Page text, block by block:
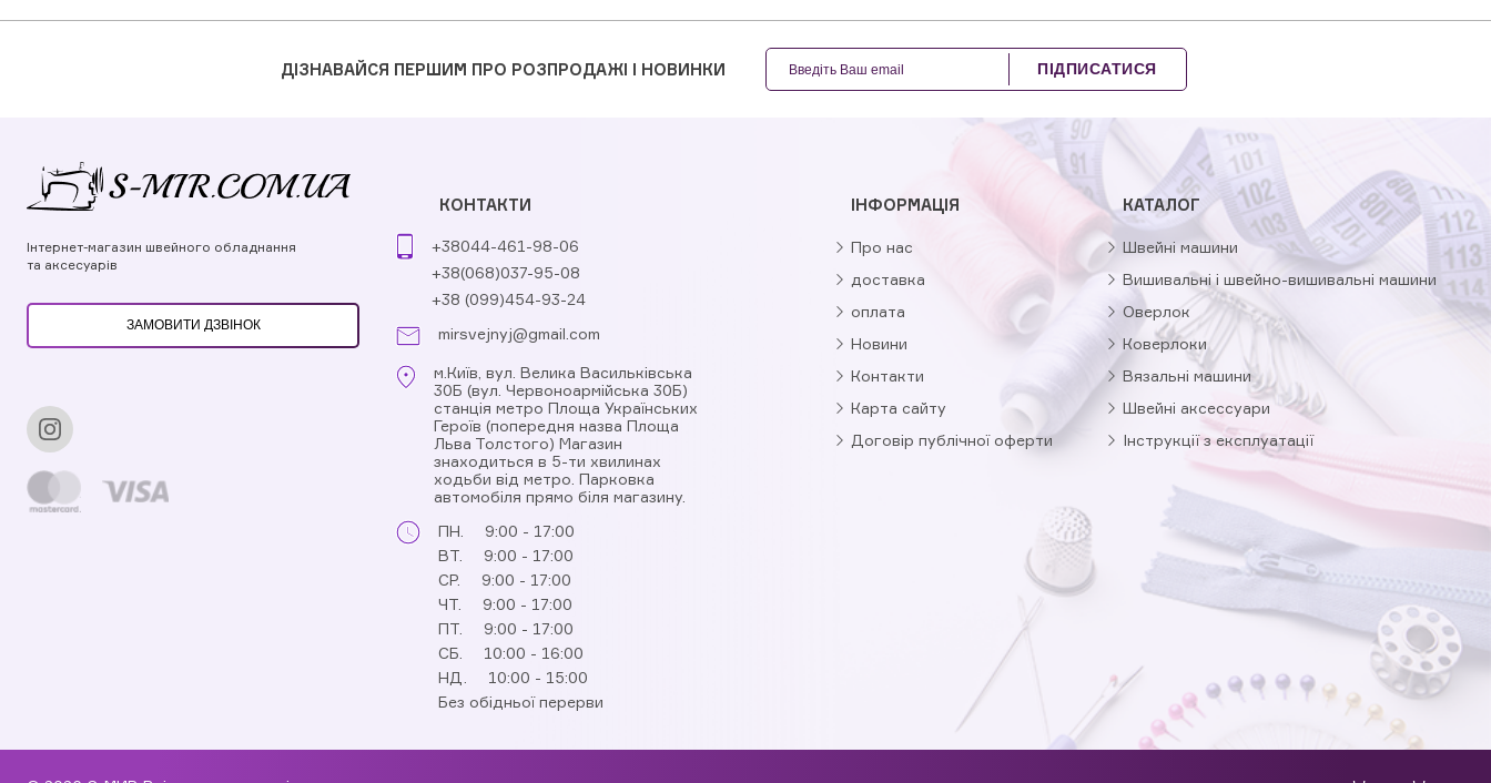
ДІЗНАВАЙСЯ ПЕРШИМ ПРО РОЗПРОДАЖІ І НОВИНКИ ПІДПИСАТИСЯ
Інтернет-магазин швейного обладнання
та аксесуарів
ЗАМОВИТИ ДЗВІНОК
КОНТАКТИ
+38044-461-98-06
+38(068)037-95-08
+38 (099)454-93-24
mirsvejnyj@gmail.com
м.Київ, вул. Велика Васильківська
30Б (вул. Червоноармійська 30Б)
станція метро Площа Українських
Героїв (попередня назва Площа
Льва Толстого) Магазин
знаходиться в 5-ти хвилинах
ходьби від метро. Парковка
автомобіля прямо біля магазину.
ПН.
9:00 - 17:00
ВТ.
9:00 - 17:00
СР.
9:00 - 17:00
ЧТ.
9:00 - 17:00
ПТ.
9:00 - 17:00
СБ.
10:00 - 16:00
НД.
10:00 - 15:00
Без обідньої перерви
ІНФОРМАЦІЯ
Про нас
доставка
оплата
Новини
Контакти
Карта сайту
Договір публічної оферти
КАТАЛОГ
Швейні машини
Вишивальні і швейно-вишивальні машини
Оверлок
Коверлоки
Вязальні машини
Швейні аксессуари
Інструкції з експлуатації